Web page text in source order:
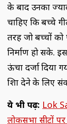
के बाद उनका
चाहिए कि बच्चे
तरह जो बच्चों
निर्माण हो सके.
ऊंचा दर्जा दिया
शिक्षा देने के लिए
ये भी पढ़ें: Lok
लोकसभा सीटों पर